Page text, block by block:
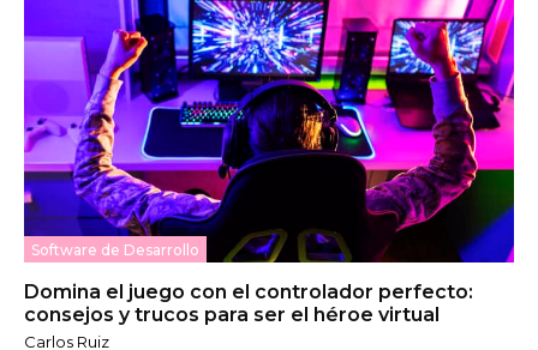
Software de Desarrollo
Domina el juego con el controlador perfecto:
consejos y trucos para ser el héroe virtual
Carlos Ruiz